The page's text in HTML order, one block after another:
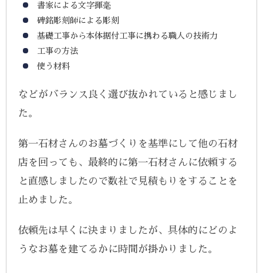
書家による文字揮毫
碑銘彫刻師による彫刻
基礎工事から本体据付工事に携わる職人の技術力
工事の方法
使う材料
などがバランス良く選び抜かれていると感じまし
た。
第一石材さんのお墓づくりを基準にして他の石材
店を回っても、最終的に第一石材さんに依頼する
と直感しましたので数社で見積もりをすることを
止めました。
依頼先は早くに決まりましたが、具体的にどのよ
うなお墓を建てるかに時間が掛かりました。